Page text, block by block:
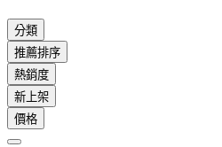
分類
推薦排序
熱銷度
新上架
價格